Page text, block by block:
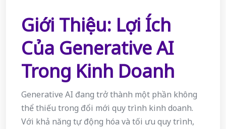
Giới Thiệu: Lợi Ích
Của Generative AI
Trong Kinh Doanh
Generative AI đang trở thành một phần không
thể thiếu trong đổi mới quy trình kinh doanh.
Với khả năng tự động hóa và tối ưu quy trình,